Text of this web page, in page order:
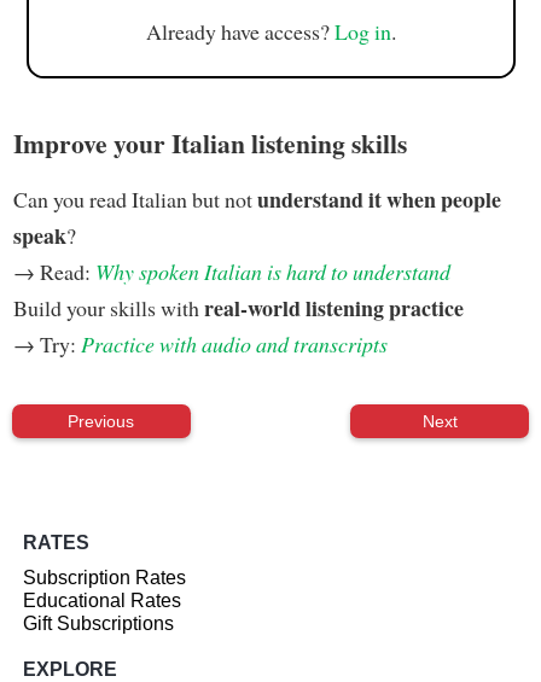
Already have access?Log in.
Improve your Italian listening skills
Can you read Italian but notunderstand it when people
speak?
→ Read: Why spoken Italian is hard to understand
Build your skills with real-world listening practice
→ Try: Practice with audio and transcripts
Previous Next
RATES
Subscription Rates
Educational Rates
Gift Subscriptions
EXPLORE